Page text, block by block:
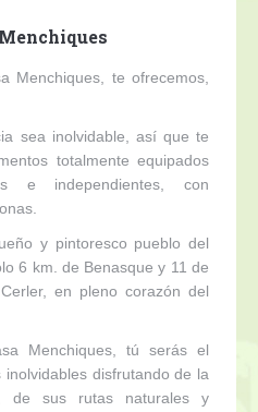
Menchiques, te ofrecemos,
sea inolvidable, así que te
totalmente equipados
e independientes, con
y pintoresco pueblo del
6 km. de Benasque y 11 de
en pleno corazón del
Menchiques, tú serás el
disfrutando de la
de sus rutas naturales y